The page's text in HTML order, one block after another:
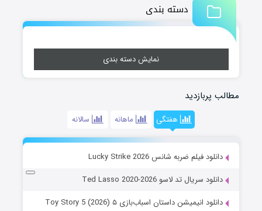
دسته بندی
نمایش دسته بندی
مطالب پربازدید
هفتگی ماهانه سالانه
دانلود فیلم ضربه شانس Lucky Strike 2026
دانلود سریال تد لاسو Ted Lasso 2020-2026
دانلود انیمیشن داستان اسباب‌بازی ۵ Toy Story 5 (2026)